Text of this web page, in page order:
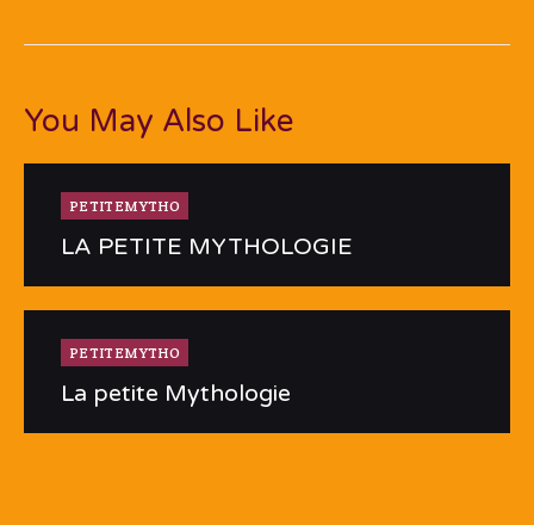
You May Also Like
PETITEMYTHO
LA PETITE MYTHOLOGIE
PETITEMYTHO
La petite Mythologie